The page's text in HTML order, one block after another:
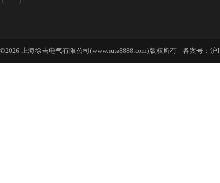
©2026 上海徐吉电气有限公司(www.sute8888.com)版权所有 备案号： 沪